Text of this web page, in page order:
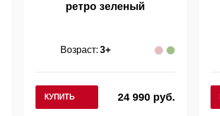
ретро зеленый
Возраст: 3+
КУПИТЬ 24 990 руб.